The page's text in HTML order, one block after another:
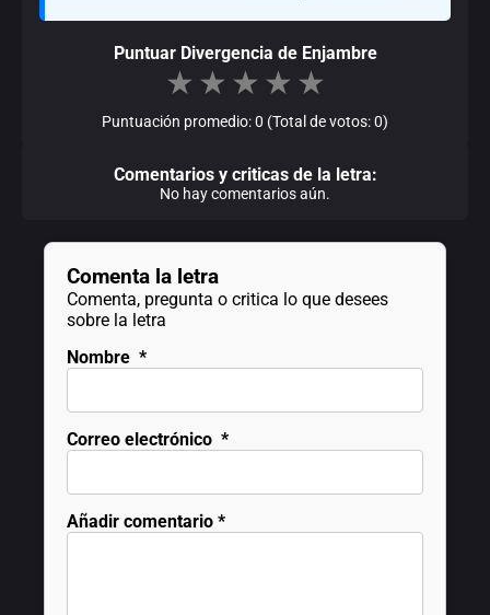
Puntuar Divergencia de Enjambre
★ ★ ★ ★ ★
Puntuación promedio: 0 (Total de votos: 0)
Comentarios y criticas de la letra:
No hay comentarios aún.
Comenta la letra
Comenta, pregunta o critica lo que desees
sobre la letra
Nombre *
Correo electrónico *
Añadir comentario *